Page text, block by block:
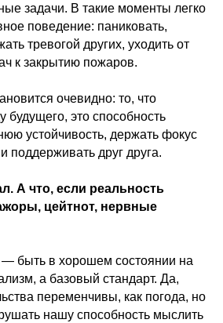
задачи. В такие моменты легко
поведение: паниковать,
тревогой других, уходить от
к закрытию пожаров.
очевидно: то, что
будущего, это способность
устойчивость, держать фокус
поддерживать друг друга.
А что, если реальность
цейтнот, нервные
быть в хорошем состоянии на
а базовый стандарт. Да,
переменчивы, как погода, но
нашу способность мыслить